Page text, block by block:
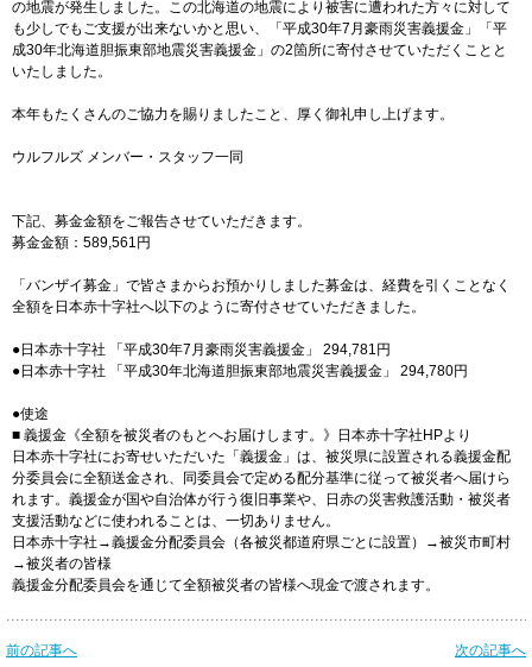
の地震が発生しました。この北海道の地震により被害に遭われた方々に対して
も少しでもご支援が出来ないかと思い、「平成30年7月豪雨災害義援金」「平
成30年北海道胆振東部地震災害義援金」の2箇所に寄付させていただくことと
いたしました。
本年もたくさんのご協力を賜りましたこと、厚く御礼申し上げます。
ウルフルズ メンバー・スタッフ一同
下記、募金金額をご報告させていただきます。
募金金額：589,561円
「バンザイ募金」で皆さまからお預かりしました募金は、経費を引くことなく
全額を日本赤十字社へ以下のように寄付させていただきました。
●日本赤十字社 「平成30年7月豪雨災害義援金」 294,781円
●日本赤十字社 「平成30年北海道胆振東部地震災害義援金」 294,780円
●使途
■ 義援金《全額を被災者のもとへお届けします。》日本赤十字社HPより
日本赤十字社にお寄せいただいた「義援金」は、被災県に設置される義援金配
分委員会に全額送金され、同委員会で定める配分基準に従って被災者へ届けら
れます。義援金が国や自治体が行う復旧事業や、日赤の災害救護活動・被災者
支援活動などに使われることは、一切ありません。
日本赤十字社→義援金分配委員会（各被災都道府県ごとに設置）→被災市町村
→被災者の皆様
義援金分配委員会を通じて全額被災者の皆様へ現金で渡されます。
前の記事へ 次の記事へ